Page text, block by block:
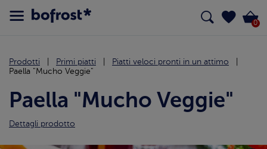
0
Prodotti Primi piatti
Piatti veloci pronti in un attimo
Paella "Mucho Veggie"
Paella "Mucho Veggie"
Dettagli prodotto